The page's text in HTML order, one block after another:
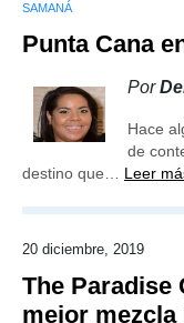
SAMANÁ
Punta Cana
Por
Hace
de
destino que… Leer
20 diciembre, 2019
The Paradise
mejor mezcla